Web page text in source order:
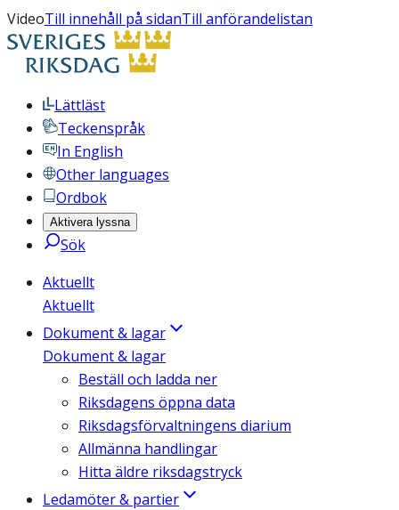
VideoTill innehåll på sidanTill anförandelistan
Lättläst
Teckenspråk
In English
Other languages
Ordbok
Aktivera lyssna
Sök
Aktuellt
Aktuellt
Dokument & lagar
Dokument & lagar
Beställ och ladda ner
Riksdagens öppna data
Riksdagsförvaltningens diarium
Allmänna handlingar
Hitta äldre riksdagstryck
Ledamöter & partier